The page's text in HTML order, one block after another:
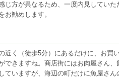
じ方が異なるため、一度内見してい
お勧めします。
近く（徒歩5分）にあるだけに、お買
できますね。商店街にはお肉屋さん、
ていますが、海辺の町だけに魚屋さん